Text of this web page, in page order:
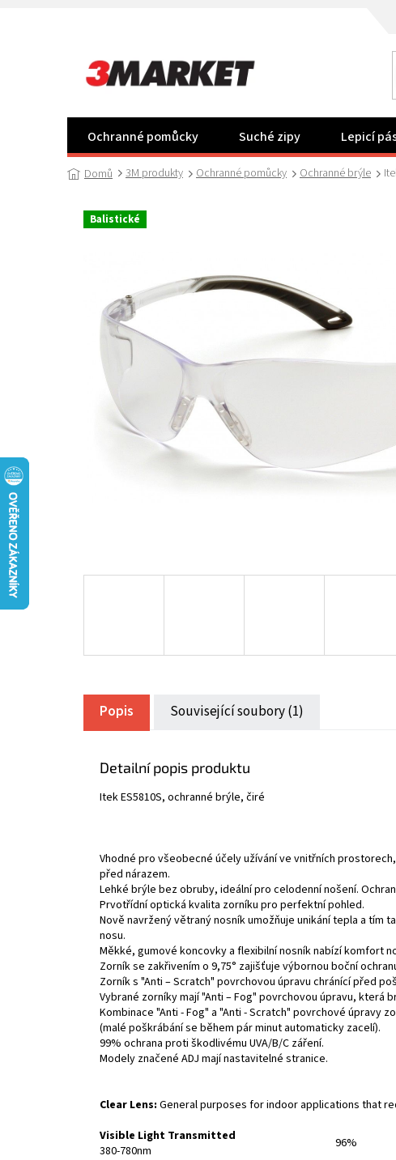
Ochranné pomůcky Suché zipy Lepicí
Domů 3M produkty Ochranné pomůcky Ochranné brýle
Balistické
Popis Související soubory (1)
Detailní popis produktu
Itek ES5810S, ochranné brýle, čiré
Vhodné pro všeobecné účely užívání ve vnitřních
před nárazem.
Lehké brýle bez obruby, ideální pro celodenní nošení.
Prvotřídní optická kvalita zorníku pro perfektní pohled.
Nově navržený větraný nosník umožňuje unikání tepla a tím
nosu.
Měkké, gumové koncovky a flexibilní nosník nabízí komfort
Zorník se zakřivením o 9,75° zajišťuje výbornou boční
Zorník s "Anti – Scratch" povrchovou úpravu chránící před
Vybrané zorníky mají "Anti – Fog" povrchovou úpravu, která
Kombinace "Anti - Fog" a "Anti - Scratch" povrchové úpravy
(malé poškrábání se během pár minut automaticky zacelí).
99% ochrana proti škodlivému UVA/B/C záření.
Modely značené ADJ mají nastavitelné stranice.
Clear Lens: General purposes for indoor applications that
Visible Light Transmitted
380-780nm
96%